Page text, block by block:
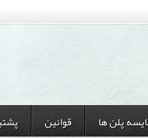
ها قوانین پشتیبانی